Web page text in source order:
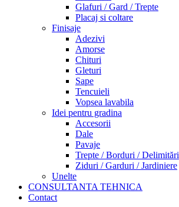
Glafuri / Gard / Trepte
Placaj si coltare
Finisaje
Adezivi
Amorse
Chituri
Gleturi
Sape
Tencuieli
Vopsea lavabila
Idei pentru gradina
Accesorii
Dale
Pavaje
Trepte / Borduri / Delimitări
Ziduri / Garduri / Jardiniere
Unelte
CONSULTANTA TEHNICA
Contact